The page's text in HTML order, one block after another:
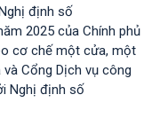
định số
2025 của Chính phủ
cơ chế một cửa, một
Cổng Dịch vụ công
Nghị định số